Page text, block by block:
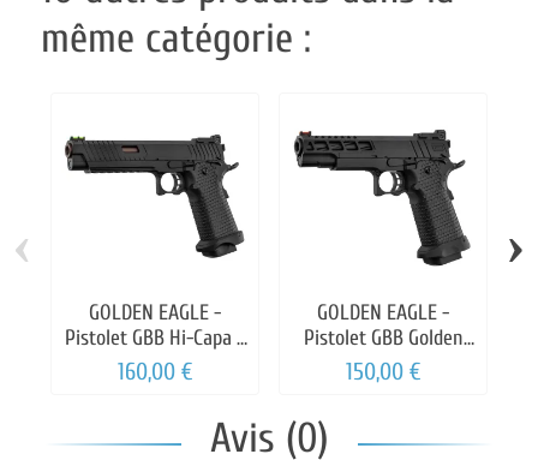
même catégorie :
GOLDEN EAGLE -
Pistolet GBB Hi-Capa 6
Golden Eagle
160,00 €
GOLDEN EAGLE -
Pistolet GBB Golden
Eagle Hi-Capa 5.1 Noir
Airsoft
150,00 €
‹ ›
Avis (0)